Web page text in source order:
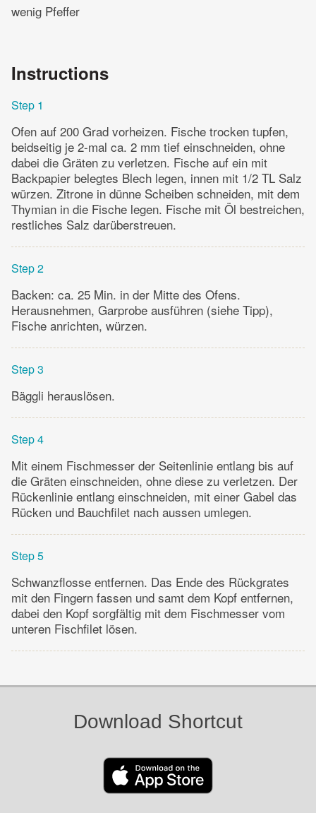
wenig Pfeffer
Instructions
Step 1
Ofen auf 200 Grad vorheizen. Fische trocken tupfen,
beidseitig je 2-mal ca. 2 mm tief einschneiden, ohne
dabei die Gräten zu verletzen. Fische auf ein mit
Backpapier belegtes Blech legen, innen mit 1/2 TL Salz
würzen. Zitrone in dünne Scheiben schneiden, mit dem
Thymian in die Fische legen. Fische mit Öl bestreichen,
restliches Salz darüberstreuen.
Step 2
Backen: ca. 25 Min. in der Mitte des Ofens.
Herausnehmen, Garprobe ausführen (siehe Tipp),
Fische anrichten, würzen.
Step 3
Bäggli herauslösen.
Step 4
Mit einem Fischmesser der Seitenlinie entlang bis auf
die Gräten einschneiden, ohne diese zu verletzen. Der
Rückenlinie entlang einschneiden, mit einer Gabel das
Rücken und Bauchfilet nach aussen umlegen.
Step 5
Schwanzflosse entfernen. Das Ende des Rückgrates
mit den Fingern fassen und samt dem Kopf entfernen,
dabei den Kopf sorgfältig mit dem Fischmesser vom
unteren Fischfilet lösen.
Download Shortcut